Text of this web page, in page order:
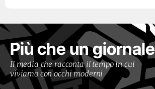
Più che un giornale
Il media che racconta il tempo in cui
viviamo con occhi moderni